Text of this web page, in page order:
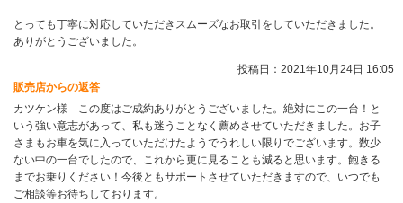
とっても丁寧に対応していただきスムーズなお取引をしていただきました。
ありがとうございました。
投稿日：2021年10月24日 16:05
販売店からの返答
カツケン様 この度はご成約ありがとうございました。絶対にこの一台！と
いう強い意志があって、私も迷うことなく薦めさせていただきました。お子
さまもお車を気に入っていただけたようでうれしい限りでございます。数少
ない中の一台でしたので、これから更に見ることも減ると思います。飽きる
までお乗りください！今後ともサポートさせていただきますので、いつでも
ご相談等お待ちしております。